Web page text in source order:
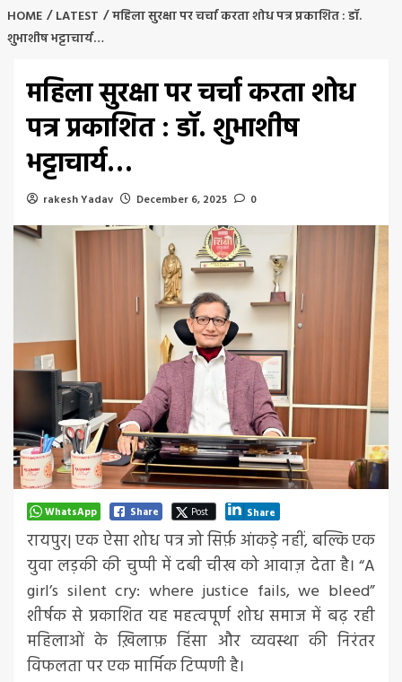
HOME LATEST
महिला सुरक्षा पर चर्चा करता शोध पत्र प्रकाशित : डॉ.
शुभाशीष भट्टाचार्य…
महिला सुरक्षा पर चर्चा करता शोध
पत्र प्रकाशित : डॉ. शुभाशीष
भट्टाचार्य…
rakesh Yadav December 6, 2025 0
WhatsApp Share Post Share
रायपुर| एक ऐसा शोध पत्र जो सिर्फ़ आंकड़े नहीं, बल्कि एक
युवा लड़की की चुप्पी में दबी चीख को आवाज़ देता है। “A
girl’s silent cry: where justice fails, we bleed”
शीर्षक से प्रकाशित यह महत्वपूर्ण शोध समाज में बढ़ रही
महिलाओं के ख़िलाफ़ हिंसा और व्यवस्था की निरंतर
विफलता पर एक मार्मिक टिप्पणी है।